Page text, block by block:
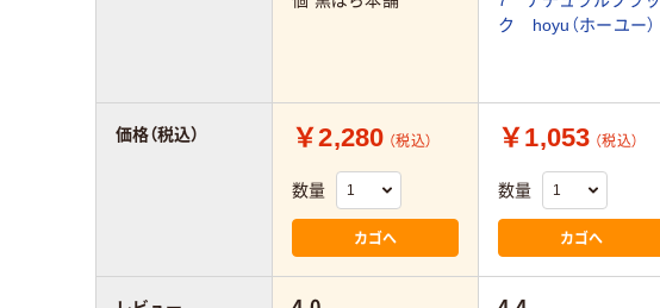
ク hoyu（ホーユー）
￥2,280 （税込）
数量
カゴへ
￥1,053 （税込）
数量
カゴへ
価格（税込）